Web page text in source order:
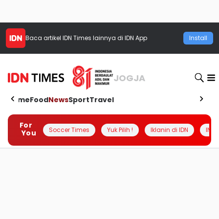
Baca artikel IDN Times lainnya di IDN App Install
JOGJA
HomeFoodNewsSportTravel
For
You
Soccer Times Yuk Pilih ! Iklanin di IDN